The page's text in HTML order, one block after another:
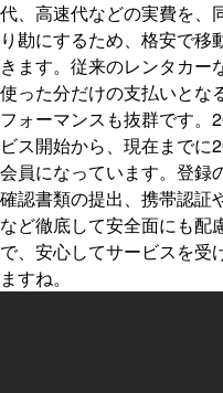
代、高速代などの実費を、
り勘にするため、格安で移
きます。従来のレンタカー
使った分だけの支払いとな
フォーマンスも抜群です。
ビス開始から、現在までに
会員になっています。登録
確認書類の提出、携帯認証
など徹底して安全面にも配
で、安心してサービスを受
ますね。